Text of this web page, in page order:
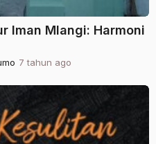
Iman Mlangi: Harmoni
7 tahun ago
a
u
n
a